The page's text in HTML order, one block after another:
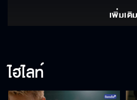
คิดว่าไอ้
เพิ่มเติม
ไฮไลท์